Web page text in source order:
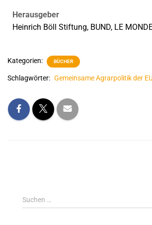
Herausgeber
Heinrich Böll Stiftung, BUND, LE
Kategorien: BÜCHER
Schlagwörter: Gemeinsame Agrarpolitik der
Suchen …